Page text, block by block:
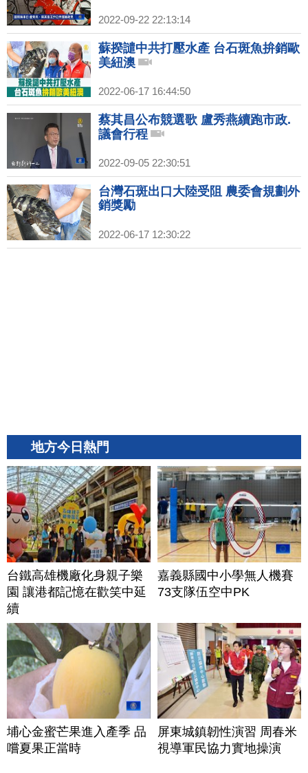
2022-09-22 22:13:14
蘇揆譴中共打壓水產 台石斑魚拚銷歐
美紐澳
2022-06-17 16:44:50
蔡其昌公布競選歌 盧秀燕續跑市政.
議會行程
2022-09-05 22:30:51
台灣石斑出口大陸受阻 農委會規劃外
銷獎勵
2022-06-17 12:30:22
地方今日熱門
台鐵高雄機廠化身親子樂
園 讓港都記憶在歡笑中延
續
嘉義縣國中小學無人機賽
73支隊伍空中PK
埔心金蜜芒果進入產季 品
嚐夏果正當時
屏東城鎮韌性演習 周春米
視導軍民協力實地操演